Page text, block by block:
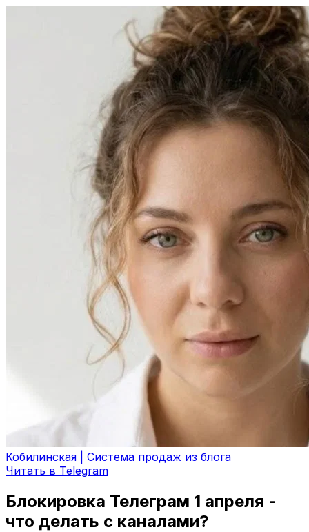
Кобилинская | Система продаж из блога
Читать в Telegram
Блокировка Телеграм 1 апреля -
что делать с каналами?